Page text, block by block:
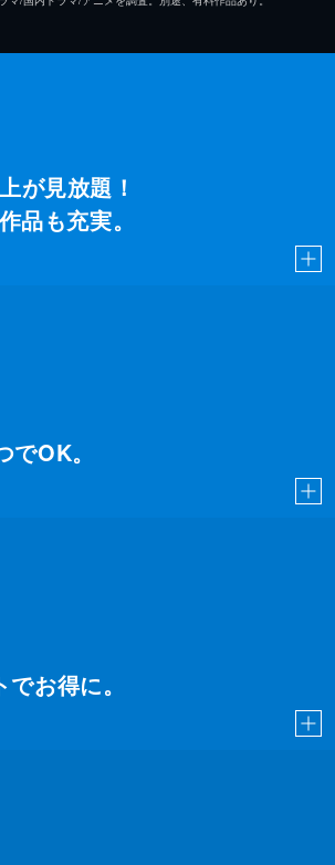
が見放題！
品も充実。
OK。
お得に。